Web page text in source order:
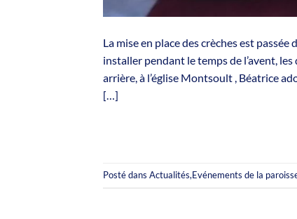
La mise en place des crèches est
installer pendant le temps de l’avent,
arrière, à l’église Montsoult , Béatrice
[…]
Posté dans Actualités,Evénements de la